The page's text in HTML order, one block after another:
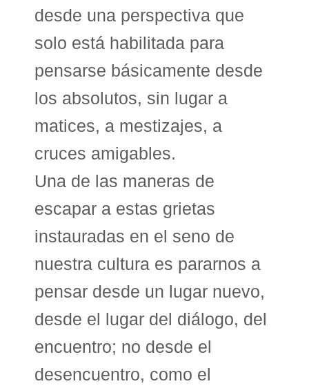
desde una perspectiva que
solo está habilitada para
pensarse básicamente desde
los absolutos, sin lugar a
matices, a mestizajes, a
cruces amigables.
Una de las maneras de
escapar a estas grietas
instauradas en el seno de
nuestra cultura es pararnos a
pensar desde un lugar nuevo,
desde el lugar del diálogo, del
encuentro; no desde el
desencuentro, como el